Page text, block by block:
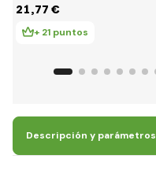
estrellas
21,77 €
+ 21 puntos
Descripción y parámetros